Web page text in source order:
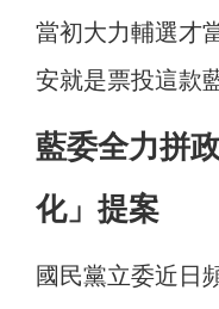
當初大力輔選才
安就是票投這款
藍委全力拼
化」提案
國民黨立委近日